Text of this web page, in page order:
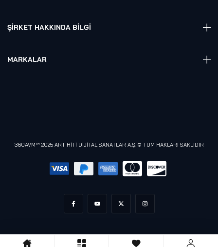
Sepet
ŞIRKET HAKKINDA BILGI
Referanslarımız
MARKALAR
360AVM™ 2025 ART HİTİ DİJİTAL SANATLAR A.Ş. © TÜM HAKLARI SAKLIDIR